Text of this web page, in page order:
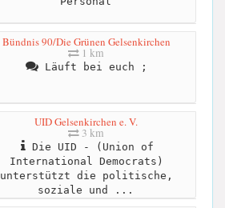
Bündnis 90/Die Grünen Gelsenkirchen
1 km
Läuft bei euch ;
UID Gelsenkirchen e. V.
3 km
Die UID - (Union of
International Democrats)
unterstützt die politische,
soziale und ...